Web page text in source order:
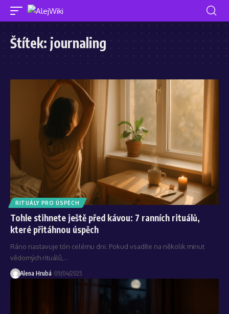
Štítek:journaling
RITUÁLY PRO ÚSPĚCH
Tohle stihnete ještě před kávou: 7 ranních rituálů,
které přitáhnou úspěch
Ráno nastavuje tón celému dni. Pokud vsadíte na několik minut
vědomých rituálů,…
Alena Hrubá 09/04/2025